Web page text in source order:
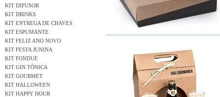
KIT DIFUSOR
KIT DRINKS
KIT ENTREGA DE CHAVES
KIT ESPUMANTE
KIT FELIZ ANO NOVO
KIT FESTA JUNINA
KIT FONDUE
KIT GIN TÔNICA
KIT GOURMET
KIT HALLOWEEN
KIT HAPPY HOUR